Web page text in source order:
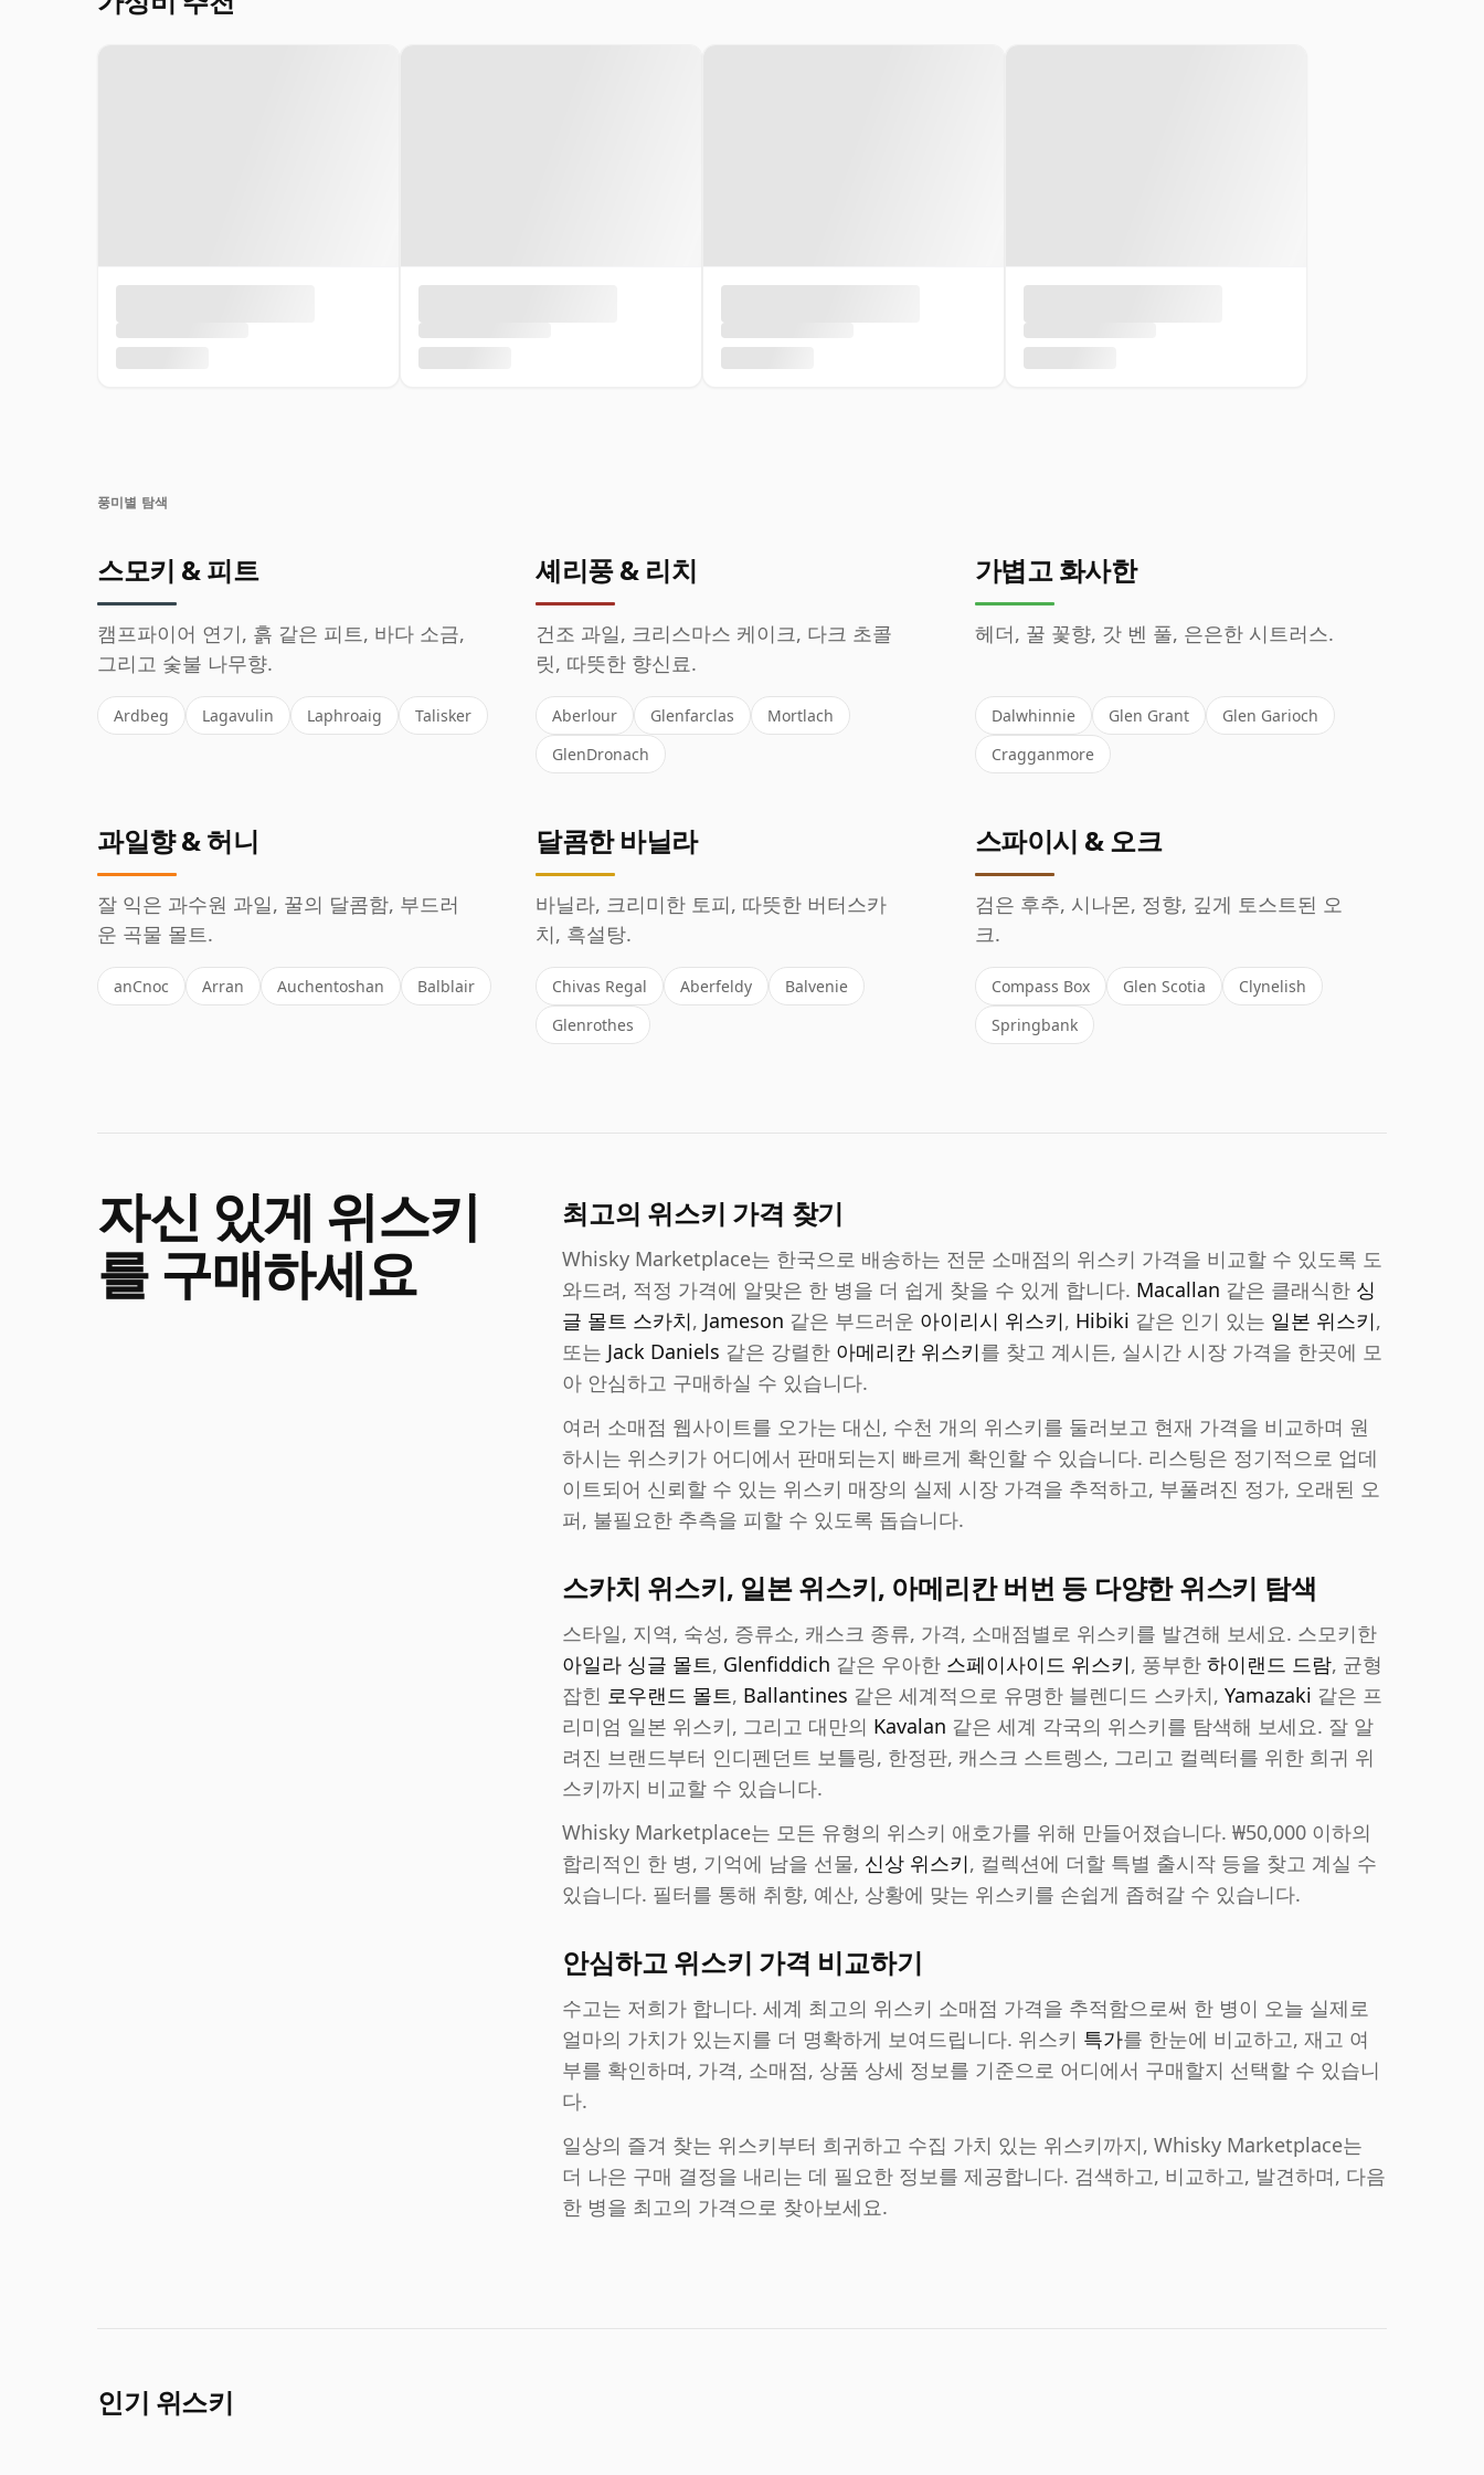
풍미별 탐색
스모키 & 피트
캠프파이어 연기, 흙 같은 피트, 바다 소금,
그리고 숯불 나무향.
Ardbeg Lagavulin Laphroaig Talisker
셰리풍 & 리치
건조 과일, 크리스마스 케이크, 다크 초콜
릿, 따뜻한 향신료.
Aberlour Glenfarclas
Mortlach
GlenDronach
가볍고 화사한
헤더, 꿀 꽃향, 갓 벤 풀, 은은한 시트러스.
Dalwhinnie Glen Grant
Glen Garioch
Cragganmore
과일향 & 허니
잘 익은 과수원 과일, 꿀의 달콤함, 부드러
운 곡물 몰트.
anCnoc Arran Auchentoshan Balblair
달콤한 바닐라
바닐라, 크리미한 토피, 따뜻한 버터스카
치, 흑설탕.
Chivas Regal Aberfeldy
Balvenie
Glenrothes
스파이시 & 오크
검은 후추, 시나몬, 정향, 깊게 토스트된 오
크.
Compass Box Glen Scotia
Clynelish
Springbank
자신 있게 위스키
를 구매하세요
최고의 위스키 가격 찾기
Whisky Marketplace는 한국으로 배송하는 전문 소매점의 위스키 가격을 비교할 수 있도록 도
와드려, 적정 가격에 알맞은 한 병을 더 쉽게 찾을 수 있게 합니다. Macallan 같은 클래식한 싱
글 몰트 스카치, Jameson 같은 부드러운 아이리시 위스키, Hibiki 같은 인기 있는 일본 위스키,
또는 Jack Daniels 같은 강렬한 아메리칸 위스키를 찾고 계시든, 실시간 시장 가격을 한곳에 모
아 안심하고 구매하실 수 있습니다.
여러 소매점 웹사이트를 오가는 대신, 수천 개의 위스키를 둘러보고 현재 가격을 비교하며 원
하시는 위스키가 어디에서 판매되는지 빠르게 확인할 수 있습니다. 리스팅은 정기적으로 업데
이트되어 신뢰할 수 있는 위스키 매장의 실제 시장 가격을 추적하고, 부풀려진 정가, 오래된 오
퍼, 불필요한 추측을 피할 수 있도록 돕습니다.
스카치 위스키, 일본 위스키, 아메리칸 버번 등 다양한 위스키 탐색
스타일, 지역, 숙성, 증류소, 캐스크 종류, 가격, 소매점별로 위스키를 발견해 보세요. 스모키한
아일라 싱글 몰트, Glenfiddich 같은 우아한 스페이사이드 위스키, 풍부한하이랜드 드람, 균형
잡힌 로우랜드 몰트, Ballantines 같은 세계적으로 유명한 블렌디드 스카치,Yamazaki 같은 프
리미엄 일본 위스키, 그리고 대만의 Kavalan 같은 세계 각국의 위스키를 탐색해 보세요. 잘 알
려진 브랜드부터 인디펜던트 보틀링, 한정판, 캐스크 스트렝스, 그리고 컬렉터를 위한 희귀 위
스키까지 비교할 수 있습니다.
Whisky Marketplace는 모든 유형의 위스키 애호가를 위해 만들어졌습니다. ₩50,000 이하의
합리적인 한 병, 기억에 남을 선물, 신상 위스키, 컬렉션에 더할 특별 출시작 등을 찾고 계실 수
있습니다. 필터를 통해 취향, 예산, 상황에 맞는 위스키를 손쉽게 좁혀갈 수 있습니다.
안심하고 위스키 가격 비교하기
수고는 저희가 합니다. 세계 최고의 위스키 소매점 가격을 추적함으로써 한 병이 오늘 실제로
얼마의 가치가 있는지를 더 명확하게 보여드립니다. 위스키 특가를 한눈에 비교하고, 재고 여
부를 확인하며, 가격, 소매점, 상품 상세 정보를 기준으로 어디에서 구매할지 선택할 수 있습니
다.
일상의 즐겨 찾는 위스키부터 희귀하고 수집 가치 있는 위스키까지, Whisky Marketplace는
더 나은 구매 결정을 내리는 데 필요한 정보를 제공합니다. 검색하고, 비교하고, 발견하며, 다음
한 병을 최고의 가격으로 찾아보세요.
인기 위스키